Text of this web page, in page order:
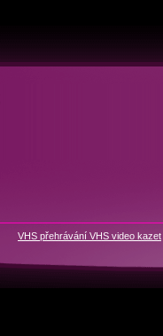
VHS přehrávání VHS video kazet